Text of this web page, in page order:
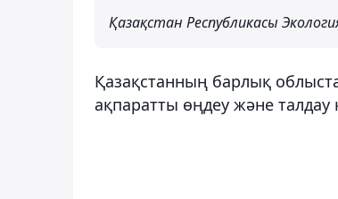
Қазақстан Республикасы
Қазақстанның барлық
ақпаратты өңдеу және талдау